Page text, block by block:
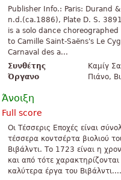
Publisher Info.: Paris: Durand
n.d.(ca.1886), Plate D. S.
is a solo dance
to Camille Saint-Saëns's Le
Carnaval des a...
Συνθέτης
Καμίγ
Όργανο
Πιάνο,
Άνοιξη
Full score
Οι Τέσσερις Εποχές είναι
τέσσερα κοντσέρτα βιολιού
Βιβάλντι. Το 1723 είναι η
και από τότε
καλύτερα έργα του Βιβάλντι....